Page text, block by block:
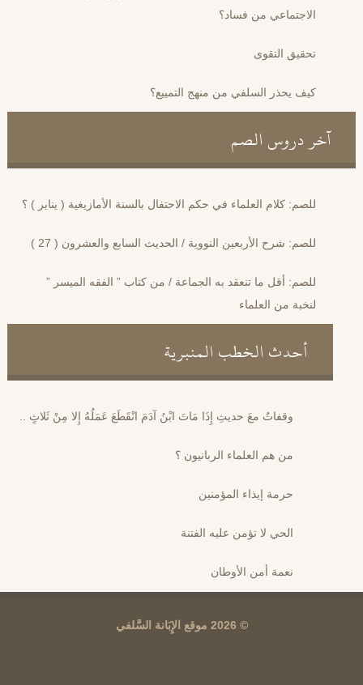
الاجتماعي من فساد؟
تحقيق التقوى
كيف يحذر السلفي من منهج التمييع؟
آخر دروس الصم
للصم: كلام العلماء في حكم الاحتفال بالسنة الأمازيغية ( يناير ) ؟
للصم: شرح الأربعين النووية / الحديث السابع والعشرون ( 27 )
للصم: أقل ما تنعقد به الجماعة / من كتاب ” الفقه الميسر ”
لنخبة من العلماء
أحدث الخطب المنبرية
وقفاتٌ معَ حديثِ إِذَا مَاتَ ابْنُ آدَمَ انْقَطَعَ عَمَلُهُ إِلا مِنْ ثَلاثٍ ..
من هم العلماء الربانيون ؟
حرمة إيذاء المؤمنين
الحي لا تؤمن عليه الفتنة
نعمة أمن الأوطان
© 2026 موقع الإِبَانة السَّلفي